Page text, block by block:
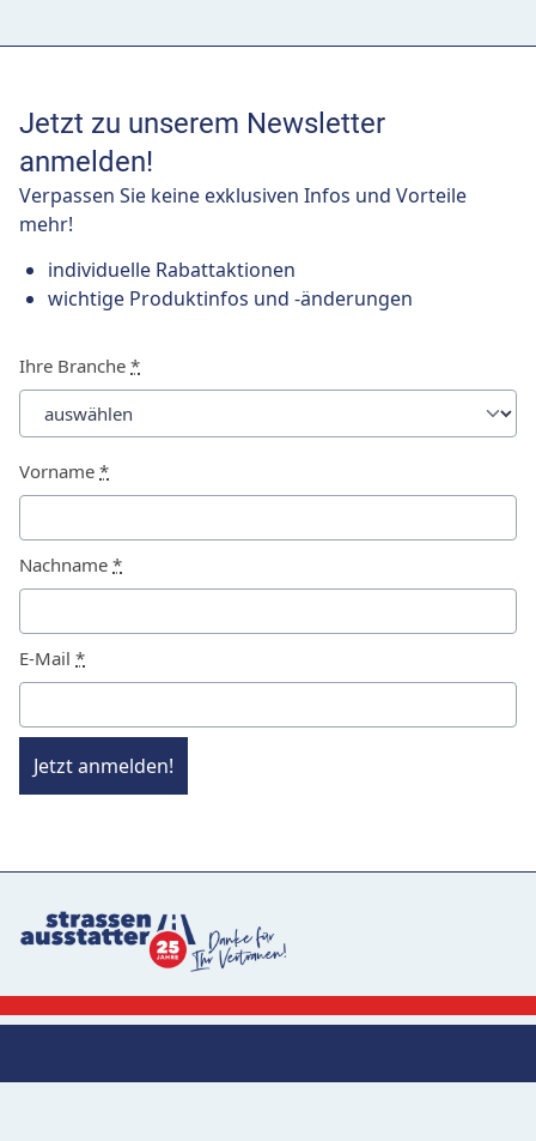
Jetzt zu unserem Newsletter
anmelden!
Verpassen Sie keine exklusiven Infos und Vorteile
mehr!
individuelle Rabattaktionen
wichtige Produktinfos und -änderungen
Ihre Branche *
Vorname *
Nachname *
E-Mail *
Jetzt anmelden!